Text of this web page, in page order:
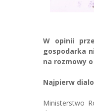
W opinii
gospodarka
na rozmowy
Najpierw
Ministerstwo